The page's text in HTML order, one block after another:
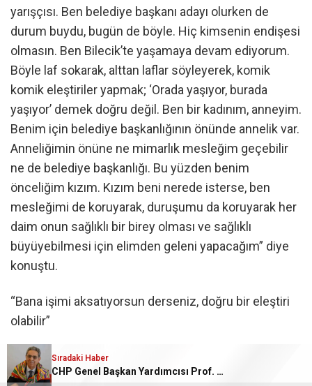
yarışçısı. Ben belediye başkanı adayı olurken de
durum buydu, bugün de böyle. Hiç kimsenin endişesi
olmasın. Ben Bilecik’te yaşamaya devam ediyorum.
Böyle laf sokarak, alttan laflar söyleyerek, komik
komik eleştiriler yapmak; ‘Orada yaşıyor, burada
yaşıyor’ demek doğru değil. Ben bir kadınım, anneyim.
Benim için belediye başkanlığının önünde annelik var.
Anneliğimin önüne ne mimarlık mesleğim geçebilir
ne de belediye başkanlığı. Bu yüzden benim
önceliğim kızım. Kızım beni nerede isterse, ben
mesleğimi de koruyarak, duruşumu da koruyarak her
daim onun sağlıklı bir birey olması ve sağlıklı
büyüyebilmesi için elimden geleni yapacağım” diye
konuştu.
“Bana işimi aksatıyorsun derseniz, doğru bir eleştiri
olabilir”
Görevini aksattığı yönünde yapılacak eleştirileri
anlayışla karşılayabileceğini belirten Subaşı, “Bana
Sıradaki Haber
CHP Genel Başkan Yardımcısı Prof. Dr. Ali Rıza